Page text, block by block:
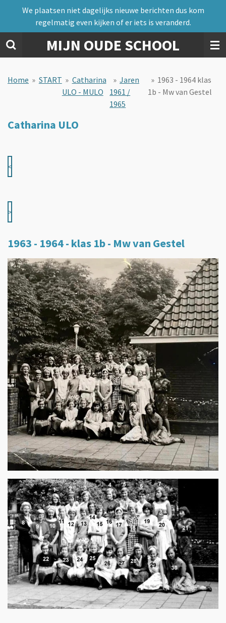
naar
de
hoofdinhoud
MIJN OUDE SCHOOL
We plaatsen niet dagelijks nieuwe berichten dus kom
regelmatig even kijken of er iets is veranderd.
Home » START » Catharina
ULO - MULO
» Jaren
1961 /
1965
» 1963 - 1964 klas
1b - Mw van Gestel
Catharina ULO
<
>
1963 - 1964 - klas 1b - Mw van Gestel